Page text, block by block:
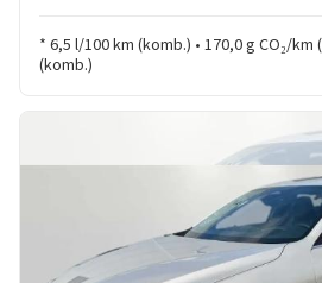
* 6,5 l/100 km (komb.) • 170,0 g CO₂/km
(komb.)